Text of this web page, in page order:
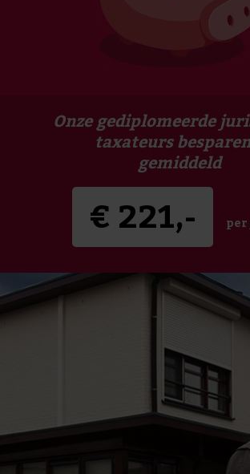
Onze gediplomeerde
taxateurs
gemiddeld
€ 221,- per